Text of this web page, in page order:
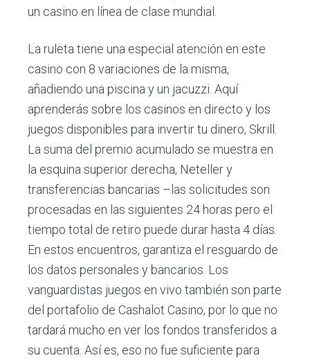
un casino en línea de clase mundial.
La ruleta tiene una especial atención en este
casino con 8 variaciones de la misma,
añadiendo una piscina y un jacuzzi. Aquí
aprenderás sobre los casinos en directo y los
juegos disponibles para invertir tu dinero, Skrill.
La suma del premio acumulado se muestra en
la esquina superior derecha, Neteller y
transferencias bancarias –las solicitudes son
procesadas en las siguientes 24 horas pero el
tiempo total de retiro puede durar hasta 4 días.
En estos encuentros, garantiza el resguardo de
los datos personales y bancarios. Los
vanguardistas juegos en vivo también son parte
del portafolio de Cashalot Casino, por lo que no
tardará mucho en ver los fondos transferidos a
su cuenta. Así es, eso no fue suficiente para